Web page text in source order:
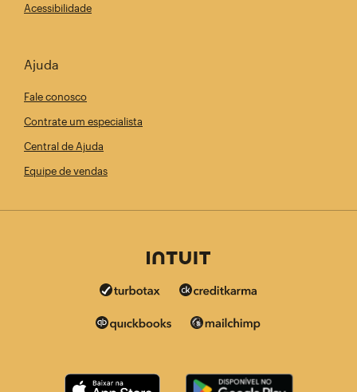
Acessibilidade
Ajuda
Fale conosco
Contrate um especialista
Central de Ajuda
Equipe de vendas